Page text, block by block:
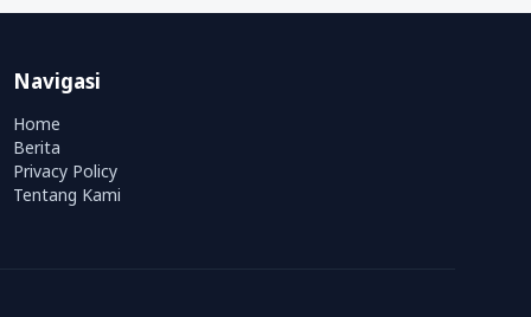
Navigasi
Home
Berita
Privacy Policy
Tentang Kami